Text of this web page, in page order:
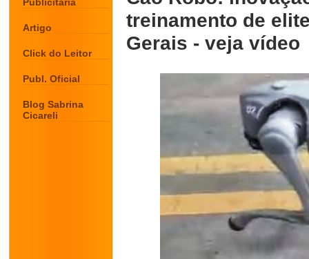
Artigo
Click do Leitor
Publ. Oficial
Blog Sabrina
Cicareli
treinamento de
Gerais - veja vídeo